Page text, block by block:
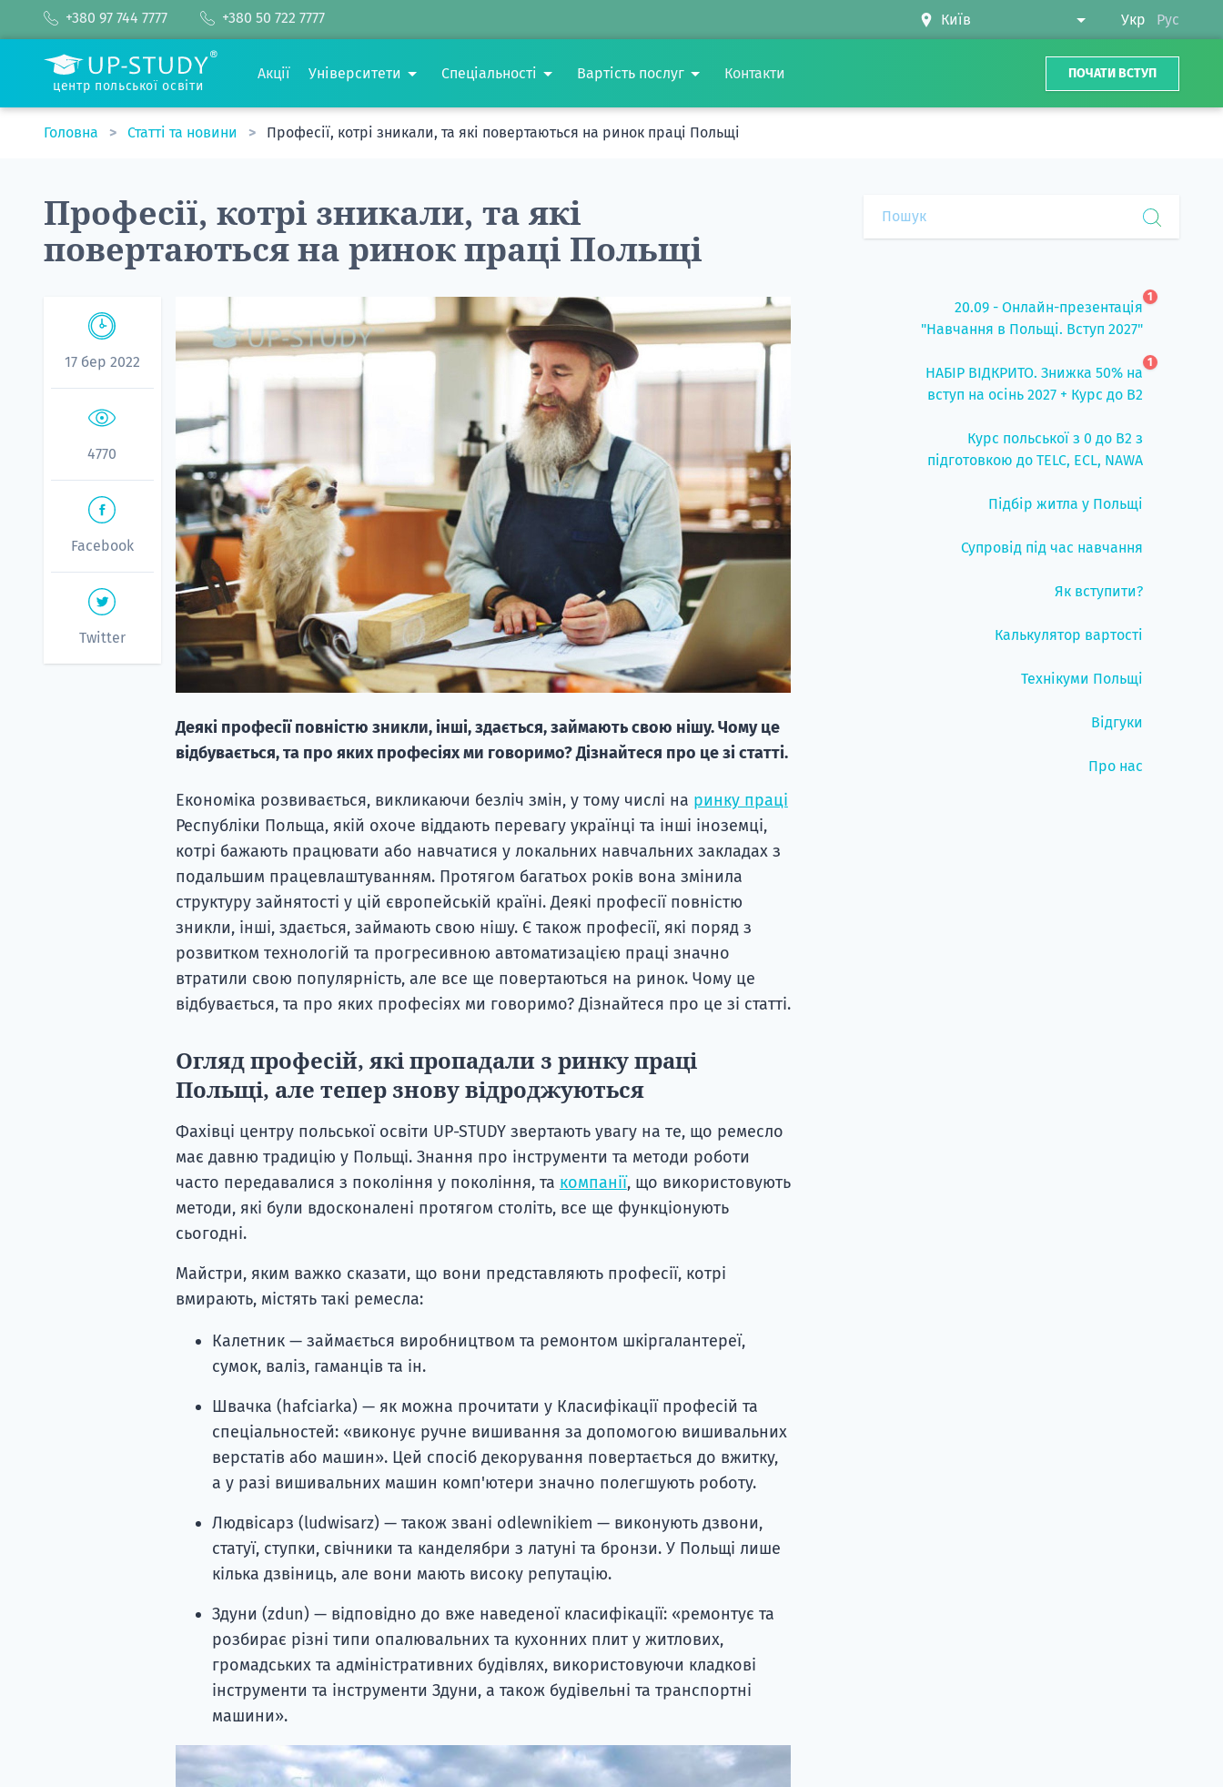
+380 97 744 7777 +380 50 722 7777 Укр Рус
центр польської освіти
Акції Університети Спеціальності Вартість послуг Контакти ПОЧАТИ ВСТУП
Головна Статті та новини Професії, котрі зникали, та які повертаються на ринок праці Польщі
Професії, котрі зникали, та які
повертаються на ринок праці Польщі
17 бер 2022
4770
Facebook
Twitter
Деякі професії повністю зникли, інші, здається, займають свою нішу. Чому це
відбувається, та про яких професіях ми говоримо? Дізнайтеся про це зі статті.
Економіка розвивається, викликаючи безліч змін, у тому числі на ринку праці
Республіки Польща, якій охоче віддають перевагу українці та інші іноземці,
котрі бажають працювати або навчатися у локальних навчальних закладах з
подальшим працевлаштуванням. Протягом багатьох років вона змінила
структуру зайнятості у цій європейській країні. Деякі професії повністю
зникли, інші, здається, займають свою нішу. Є також професії, які поряд з
розвитком технологій та прогресивною автоматизацією праці значно
втратили свою популярність, але все ще повертаються на ринок. Чому це
відбувається, та про яких професіях ми говоримо? Дізнайтеся про це зі статті.
Огляд професій, які пропадали з ринку праці
Польщі, але тепер знову відроджуються
Фахівці центру польської освіти UP-STUDY звертають увагу на те, що ремесло
має давню традицію у Польщі. Знання про інструменти та методи роботи
часто передавалися з покоління у покоління, та компанії, що використовують
методи, які були вдосконалені протягом століть, все ще функціонують
сьогодні.
Майстри, яким важко сказати, що вони представляють професії, котрі
вмирають, містять такі ремесла:
Калетник — займається виробництвом та ремонтом шкіргалантереї,
сумок, валіз, гаманців та ін.
Швачка (hafciarka) — як можна прочитати у Класифікації професій та
спеціальностей: «виконує ручне вишивання за допомогою вишивальних
верстатів або машин». Цей спосіб декорування повертається до вжитку,
а у разі вишивальних машин комп'ютери значно полегшують роботу.
Людвісарз (ludwisarz) — також звані odlewnikiem — виконують дзвони,
статуї, ступки, свічники та канделябри з латуні та бронзи. У Польщі лише
кілька дзвіниць, але вони мають високу репутацію.
Здуни (zdun) — відповідно до вже наведеної класифікації: «ремонтує та
розбирає різні типи опалювальних та кухонних плит у житлових,
громадських та адміністративних будівлях, використовуючи кладкові
інструменти та інструменти Здуни, а також будівельні та транспортні
машини».
20.09 - Онлайн-презентація
"Навчання в Польщі. Вступ 2027"
1
НАБІР ВІДКРИТО. Знижка 50% на
вступ на осінь 2027 + Курс до B2
1
Курс польської з 0 до B2 з
підготовкою до TELC, ECL, NAWA
Підбір житла у Польщі
Супровід під час навчання
Як вступити?
Калькулятор вартості
Технікуми Польщі
Відгуки
Про нас